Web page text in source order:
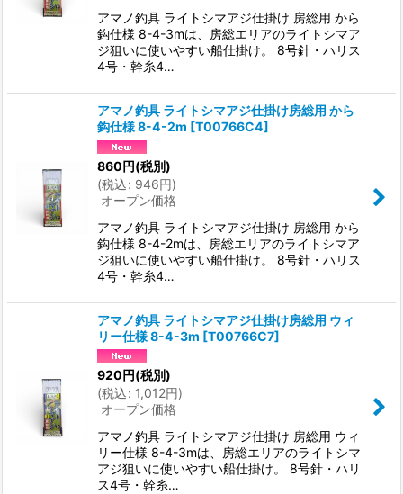
アマノ釣具 ライトシマアジ仕掛け 房総用 から
鈎仕様 8-4-3mは、房総エリアのライトシマア
ジ狙いに使いやすい船仕掛け。 8号針・ハリス
4号・幹糸4…
アマノ釣具 ライトシマアジ仕掛け房総用 から
鈎仕様 8-4-2m [T00766C4]
860円(税別)
(税込: 946円)
オープン価格
アマノ釣具 ライトシマアジ仕掛け 房総用 から
鈎仕様 8-4-2mは、房総エリアのライトシマア
ジ狙いに使いやすい船仕掛け。 8号針・ハリス
4号・幹糸4…
アマノ釣具 ライトシマアジ仕掛け房総用 ウィ
リー仕様 8-4-3m [T00766C7]
920円(税別)
(税込: 1,012円)
オープン価格
アマノ釣具 ライトシマアジ仕掛け 房総用 ウィ
リー仕様 8-4-3mは、房総エリアのライトシマ
アジ狙いに使いやすい船仕掛け。 8号針・ハリ
ス4号・幹糸…